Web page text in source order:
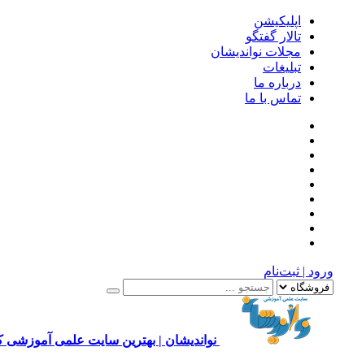
اپلیکیشن
تالار گفتگو
مجلات نواندیشان
تبلیغات
درباره ما
تماس با ما
ورود | ثبت‌نام
نواندیشان | بهترین سایت علمی آموزشی